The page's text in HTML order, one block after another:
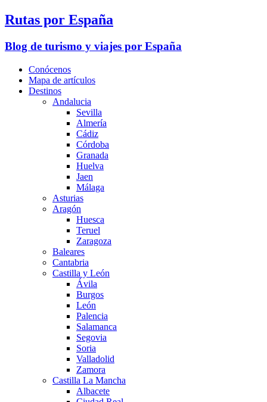
Rutas por España
Blog de turismo y viajes por España
Conócenos
Mapa de artículos
Destinos
Andalucia
Sevilla
Almería
Cádiz
Córdoba
Granada
Huelva
Jaen
Málaga
Asturias
Aragón
Huesca
Teruel
Zaragoza
Baleares
Cantabria
Castilla y León
Ávila
Burgos
León
Palencia
Salamanca
Segovia
Soria
Valladolid
Zamora
Castilla La Mancha
Albacete